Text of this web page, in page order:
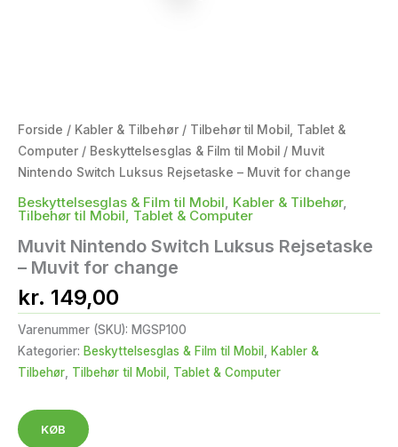
Forside / Kabler & Tilbehør / Tilbehør til Mobil, Tablet &
Computer / Beskyttelsesglas & Film til Mobil / Muvit
Nintendo Switch Luksus Rejsetaske – Muvit for change
Beskyttelsesglas & Film til Mobil Kabler & Tilbehør,
Tilbehør til Mobil, Tablet & Computer
Muvit Nintendo Switch Luksus Rejsetaske
– Muvit for change
kr. 149,00
Varenummer (SKU): MGSP100
Kategorier: Beskyttelsesglas & Film til Mobil , Kabler &
Tilbehør, Tilbehør til Mobil, Tablet & Computer
KØB